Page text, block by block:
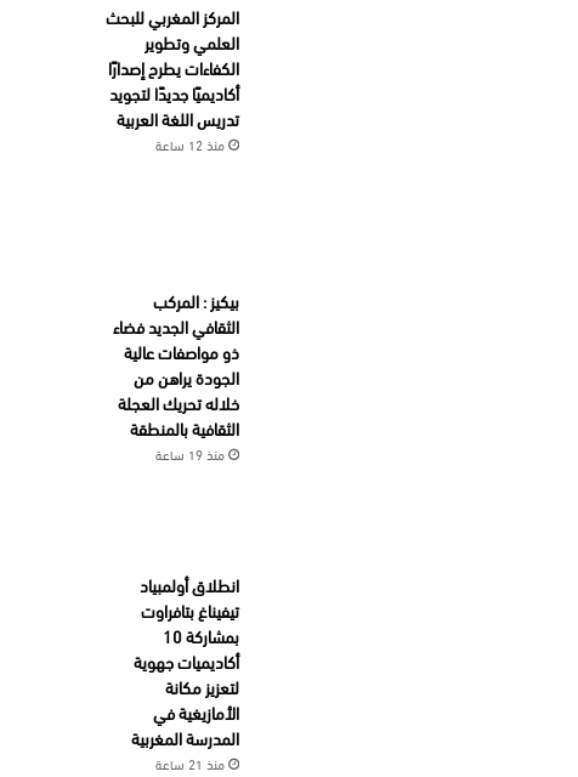
المركز المغربي للبحث
العلمي وتطوير
الكفاءات يطرح إصدارًا
أكاديميًا جديدًا لتجويد
تدريس اللغة العربية
منذ 12 ساعة
بيكيز : المركب
الثقافي الجديد فضاء
ذو مواصفات عالية
الجودة يراهن من
خلاله تحريك العجلة
الثقافية بالمنطقة
منذ 19 ساعة
انطلاق أولمبياد
تيفيناغ بتافراوت
بمشاركة 10
أكاديميات جهوية
لتعزيز مكانة
الأمازيغية في
المدرسة المغربية
منذ 21 ساعة